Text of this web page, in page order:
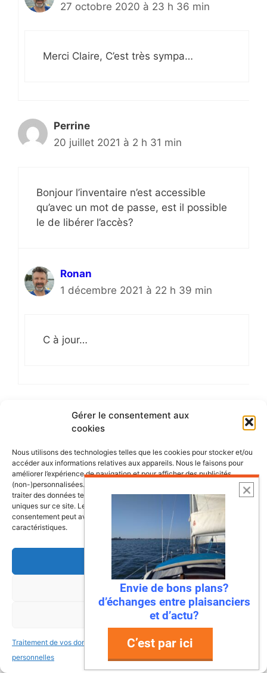
Gérer le consentement aux
cookies
Nous utilisons des technologies telles que les cookies pour stocker et/ou
accéder aux informations relatives aux appareils. Nous le faisons pour
améliorer l’expérience de navigation et pour afficher des publicités
(non-)personnalisées. Consentir à ces technologies nous autorisera à
traiter des données telles que le comportement de navigation ou les ID
uniques sur ce site. Le fait de ne pas consentir ou de retirer son
consentement peut avoir un effet négatif sur certaines fonctonnalités et
caractéristiques.
Accepter
Refuser
Voir les préférences
Traitement de vos données
personnelles
Traitement de vos données
personnelles
27 octobre 2020 à 23 h 36 min
Merci Claire, C’est très sympa…
Perrine
20 juillet 2021 à 2 h 31 min
Bonjour l’inventaire n’est accessible
qu’avec un mot de passe, est il possible
le de libérer l’accès?
Ronan
1 décembre 2021 à 22 h 39 min
C à jour…
BECHET
13 novembre 2023 à 18 h 49 min
Bonjour
Merci pour toutes ces infos.
Que penses tu de la marque antila?
Comparaison entre le maxus 24 et antila
24 ?
Merci si tu as les infos.
Bonne continuation
Envie de bons plans?
d’échanges entre plaisanciers
et d’actu?
C’est par ici